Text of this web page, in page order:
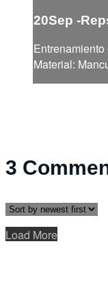
20Sep -
Material:
3
Load More